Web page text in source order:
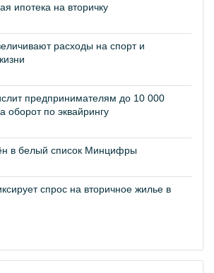
ипотека на вторичку
расходы на спорт и
предпринимателям до 10 000
оборот по эквайрингу
в белый список Минцифры
спрос на вторичное жилье в